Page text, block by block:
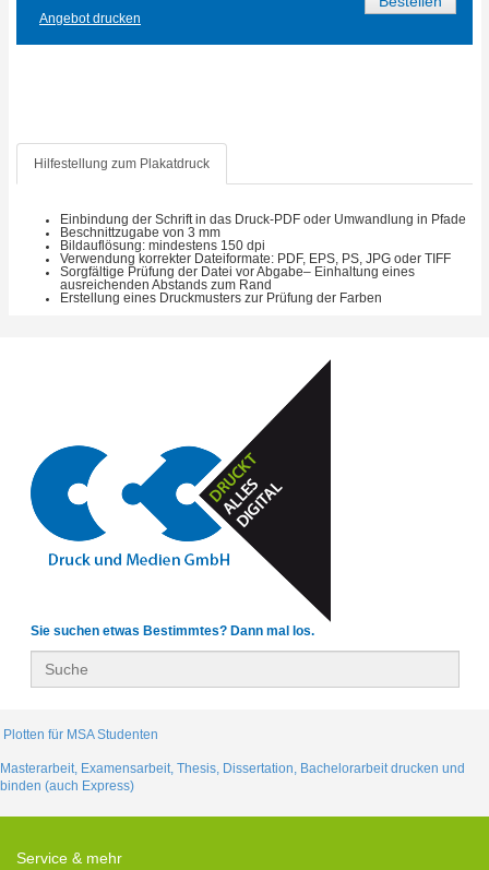
Angebot drucken
Hilfestellung zum Plakatdruck
Einbindung der Schrift in das Druck-PDF oder Umwandlung in Pfade
Beschnittzugabe von 3 mm
Bildauflösung: mindestens 150 dpi
Verwendung korrekter Dateiformate: PDF, EPS, PS, JPG oder TIFF
Sorgfältige Prüfung der Datei vor Abgabe– Einhaltung eines
ausreichenden Abstands zum Rand
Erstellung eines Druckmusters zur Prüfung der Farben
Sie suchen etwas Bestimmtes? Dann mal los.
Plotten für MSA Studenten
Masterarbeit, Examensarbeit, Thesis, Dissertation, Bachelorarbeit drucken und
binden (auch Express)
Service & mehr